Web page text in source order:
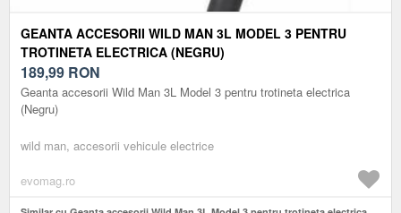
GEANTA ACCESORII WILD MAN 3L MODEL 3 PENTRU
TROTINETA ELECTRICA (NEGRU)
189,99 RON
Geanta accesorii Wild Man 3L Model 3 pentru trotineta electrica
(Negru)
wild man, accesorii vehicule electrice
evomag.ro